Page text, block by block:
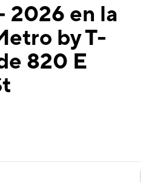
2026 en la
by T-
820 E